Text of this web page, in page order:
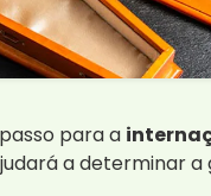
para a
a determinar